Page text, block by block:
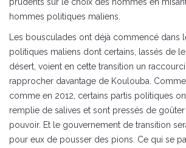
hommes politiques maliens.
Les bousculades ont déjà commencé dans
politiques maliens dont certains, lassés de
désert, voient en cette transition un
rapprocher davantage de Koulouba.
comme en 2012, certains partis politiques
remplie de salives et sont pressés de goûter
pouvoir. Et le gouvernement de transition
pour eux de pousser des pions. Ce qui se